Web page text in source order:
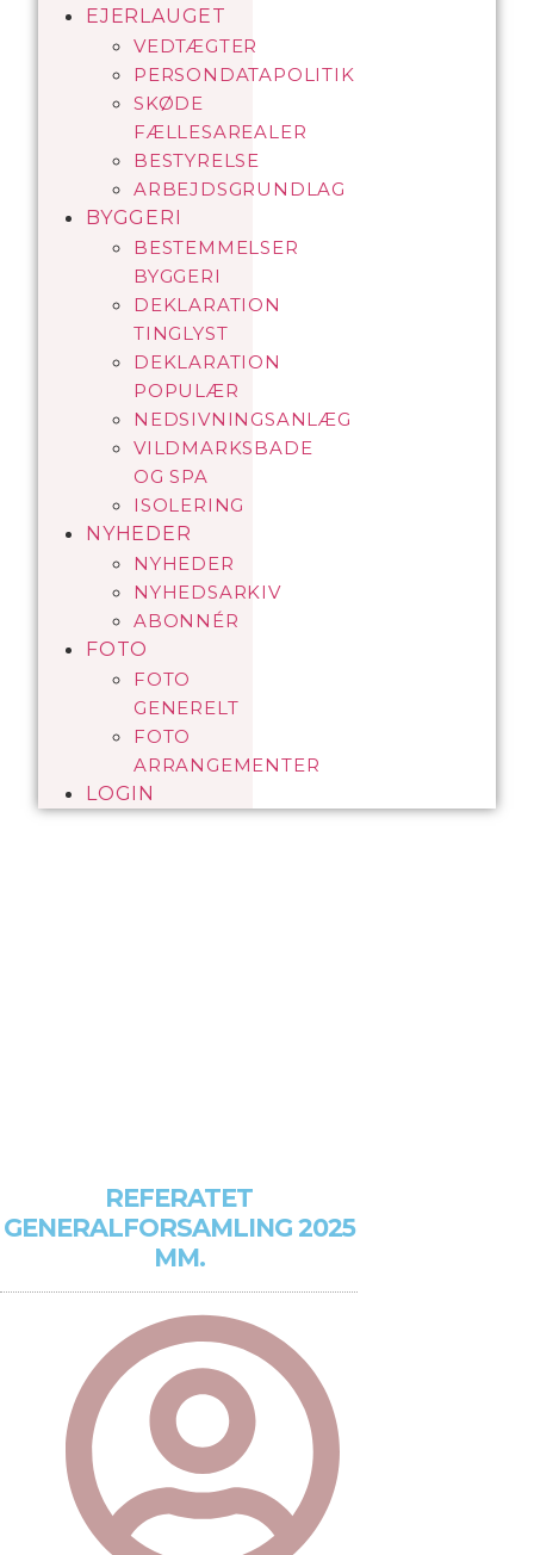
EJERLAUGET
VEDTÆGTER
PERSONDATAPOLITIK
SKØDE
FÆLLESAREALER
BESTYRELSE
ARBEJDSGRUNDLAG
BYGGERI
BESTEMMELSER
BYGGERI
DEKLARATION
TINGLYST
DEKLARATION
POPULÆR
NEDSIVNINGSANLÆG
VILDMARKSBADE
OG SPA
ISOLERING
NYHEDER
NYHEDER
NYHEDSARKIV
ABONNÉR
FOTO
FOTO
GENERELT
FOTO
ARRANGEMENTER
LOGIN
REFERATET
GENERALFORSAMLING 2025
MM.